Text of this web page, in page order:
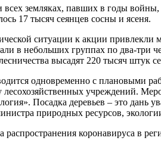
всех земляках, павших в годы
17 тысяч сеянцев сосны и ясеня.
ситуации к акции привлекли
в небольших группах по два-три
высадят 220 тысяч штук
одновременно с плановыми
лесохозяйственных учреждений.
Посадка деревьев – это дань
природных ресурсов,
распространения коронавируса в